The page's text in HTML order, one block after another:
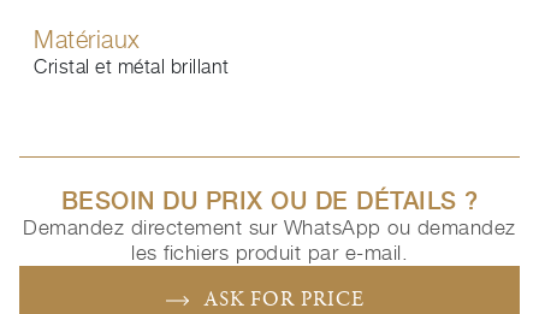
Matériaux
Cristal et métal brillant
BESOIN DU PRIX OU DE DÉTAILS ?
Demandez directement sur WhatsApp ou demandez
les fichiers produit par e-mail.
ASK FOR PRICE